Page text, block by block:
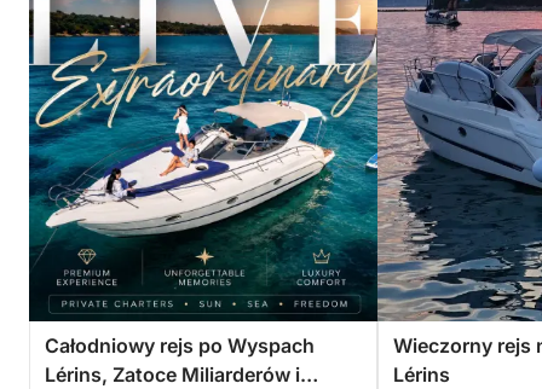
Całodniowy rejs po Wyspach
Lérins, Zatoce Miliarderów i
Wieczorny rejs
Lérins